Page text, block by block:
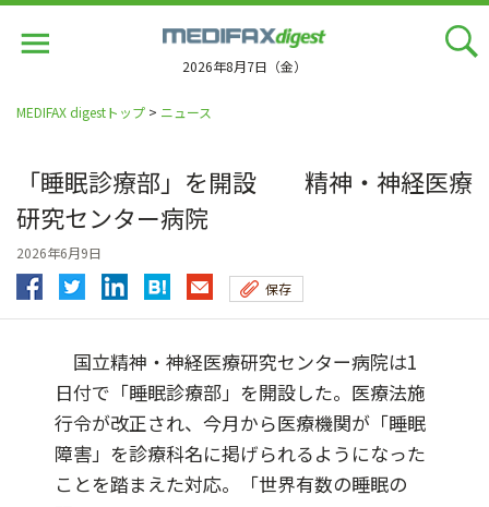
2026年8月7日（金）
MEDIFAX digestトップ > ニュース
「睡眠診療部」を開設 精神・神経医療
研究センター病院
2026年6月9日
保存
国立精神・神経医療研究センター病院は1
日付で「睡眠診療部」を開設した。医療法施
行令が改正され、今月から医療機関が「睡眠
障害」を診療科名に掲げられるようになった
ことを踏まえた対応。「世界有数の睡眠の